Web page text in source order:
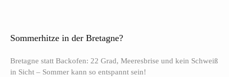
Sommerhitze in der Bretagne?
Bretagne statt Backofen: 22 Grad, Meeresbrise und kein Schweiß
in Sicht – Sommer kann so entspannt sein!